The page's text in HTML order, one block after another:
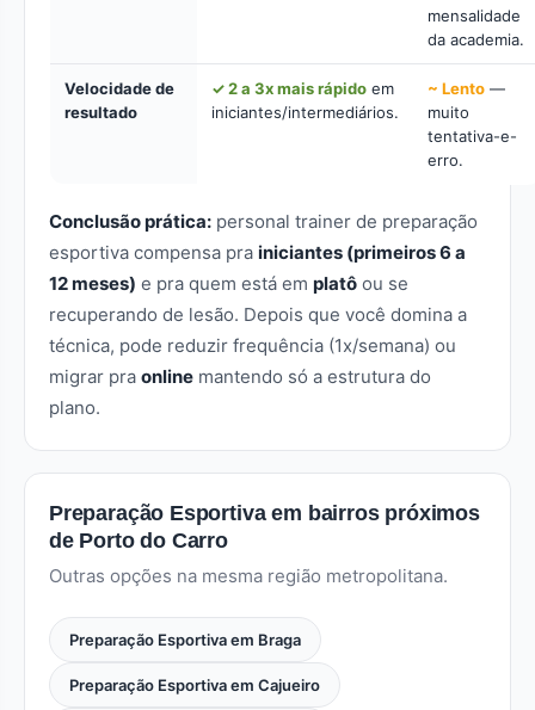
mensalidade
da academia.
Velocidade de
resultado
✓ 2 a 3x mais rápido em
iniciantes/intermediários.
~ Lento —
muito
tentativa-e-
erro.
Conclusão prática: personal trainer de preparação
esportiva compensa pra iniciantes (primeiros 6 a
12 meses) e pra quem está em platô ou se
recuperando de lesão. Depois que você domina a
técnica, pode reduzir frequência (1x/semana) ou
migrar pra online mantendo só a estrutura do
plano.
Preparação Esportiva em bairros próximos
de Porto do Carro
Outras opções na mesma região metropolitana.
Preparação Esportiva em Braga
Preparação Esportiva em Cajueiro